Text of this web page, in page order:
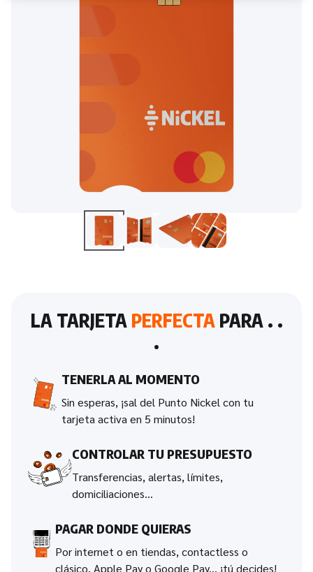
LA TARJETA PERFECTA PARA . .
.
TENERLA AL MOMENTO
Sin esperas, ¡sal del Punto Nickel con tu
tarjeta activa en 5 minutos!
CONTROLAR TU PRESUPUESTO
Transferencias, alertas, límites,
domiciliaciones...
PAGAR DONDE QUIERAS
Por internet o en tiendas, contactless o
clásico, Apple Pay o Google Pay... ¡tú decides!